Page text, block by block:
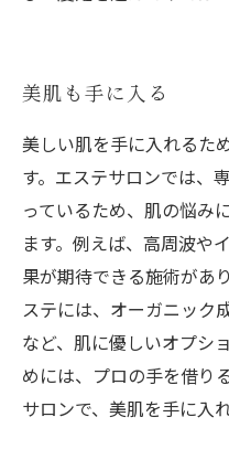
美肌も手に入る
美しい肌を手に入れるた
す。エステサロンでは、
っているため、肌の悩み
ます。例えば、高周波や
果が期待できる施術があ
ステには、オーガニック
など、肌に優しいオプシ
めには、プロの手を借り
サロンで、美肌を手に入